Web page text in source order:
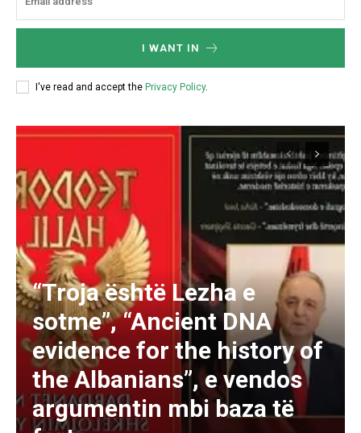
I WANT IN
I've read and accept the Privacy Policy.
“Troja është Lezha e
sotme”, “Ancient DNA
evidence for the history of
the Albanians”, e vendos
argumentin mbi baza të